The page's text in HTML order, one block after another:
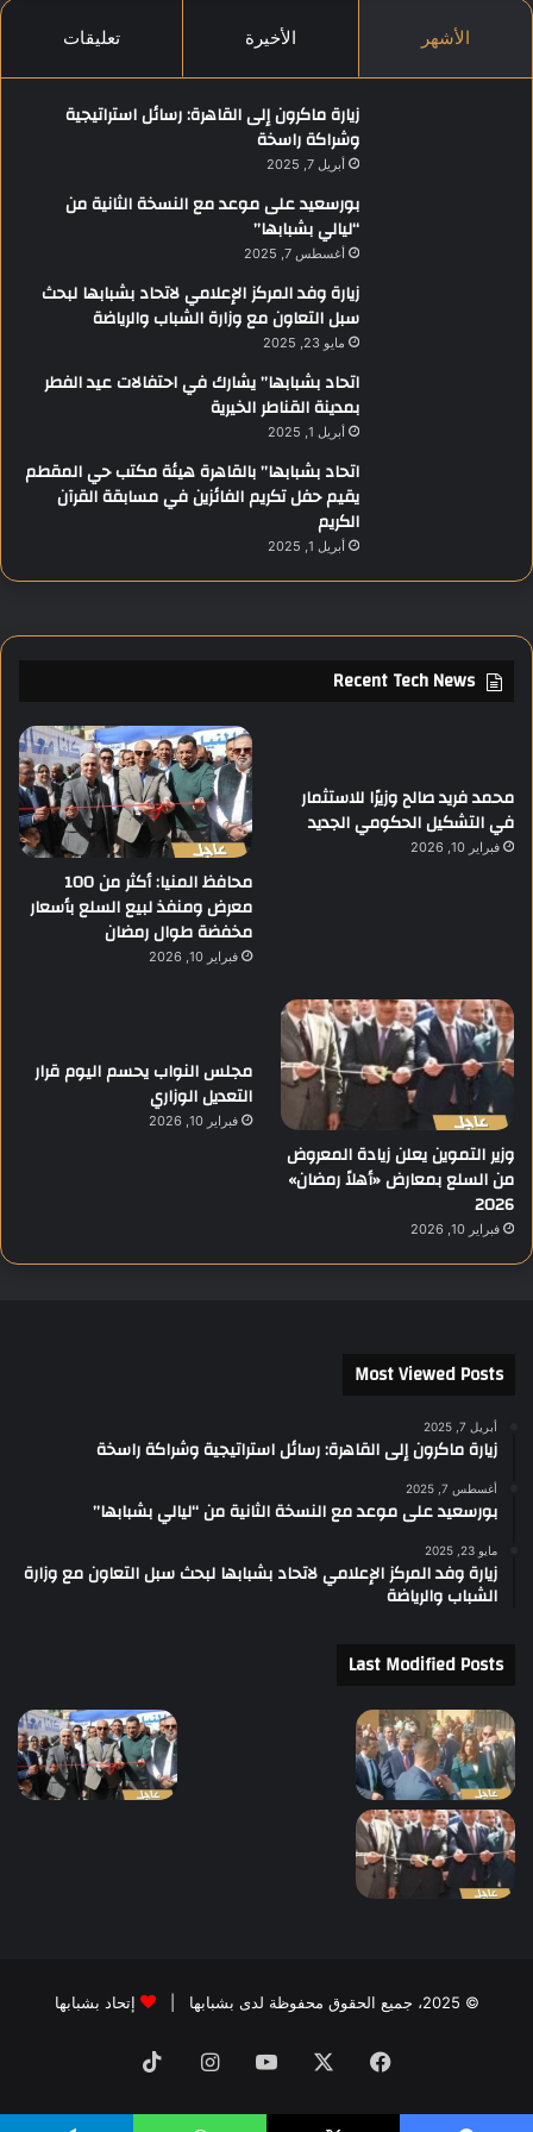
الأشهر الأخيرة تعليقات
زيارة ماكرون إلى القاهرة: رسائل استراتيجية
وشراكة راسخة
أبريل 7, 2025
بورسعيد على موعد مع النسخة الثانية من
“ليالي بشبابها”
أغسطس 7, 2025
زيارة وفد المركز الإعلامي لاتحاد بشبابها لبحث
سبل التعاون مع وزارة الشباب والرياضة
مايو 23, 2025
اتحاد بشبابها” يشارك في احتفالات عيد الفطر
بمدينة القناطر الخيرية
أبريل 1, 2025
اتحاد بشبابها” بالقاهرة هيئة مكتب حي المقطم
يقيم حفل تكريم الفائزين في مسابقة القرآن
الكريم
أبريل 1, 2025
Recent Tech News
محمد فريد صالح وزيرًا للاستثمار
في التشكيل الحكومي الجديد
فبراير 10, 2026
محافظ المنيا: أكثر من 100
معرض ومنفذ لبيع السلع بأسعار
مخفضة طوال رمضان
فبراير 10, 2026
وزير التموين يعلن زيادة المعروض
من السلع بمعارض «أهلاً رمضان»
2026
فبراير 10, 2026
مجلس النواب يحسم اليوم قرار
التعديل الوزاري
فبراير 10, 2026
Most Viewed Posts
أبريل 7, 2025
زيارة ماكرون إلى القاهرة: رسائل استراتيجية وشراكة راسخة
أغسطس 7, 2025
بورسعيد على موعد مع النسخة الثانية من “ليالي بشبابها”
مايو 23, 2025
زيارة وفد المركز الإعلامي لاتحاد بشبابها لبحث سبل التعاون مع وزارة
الشباب والرياضة
Last Modified Posts
© 2025، جميع الحقوق محفوظة لدى بشبابها | إتحاد بشبابها
فيسبوك ‫YouTubeانستقرام